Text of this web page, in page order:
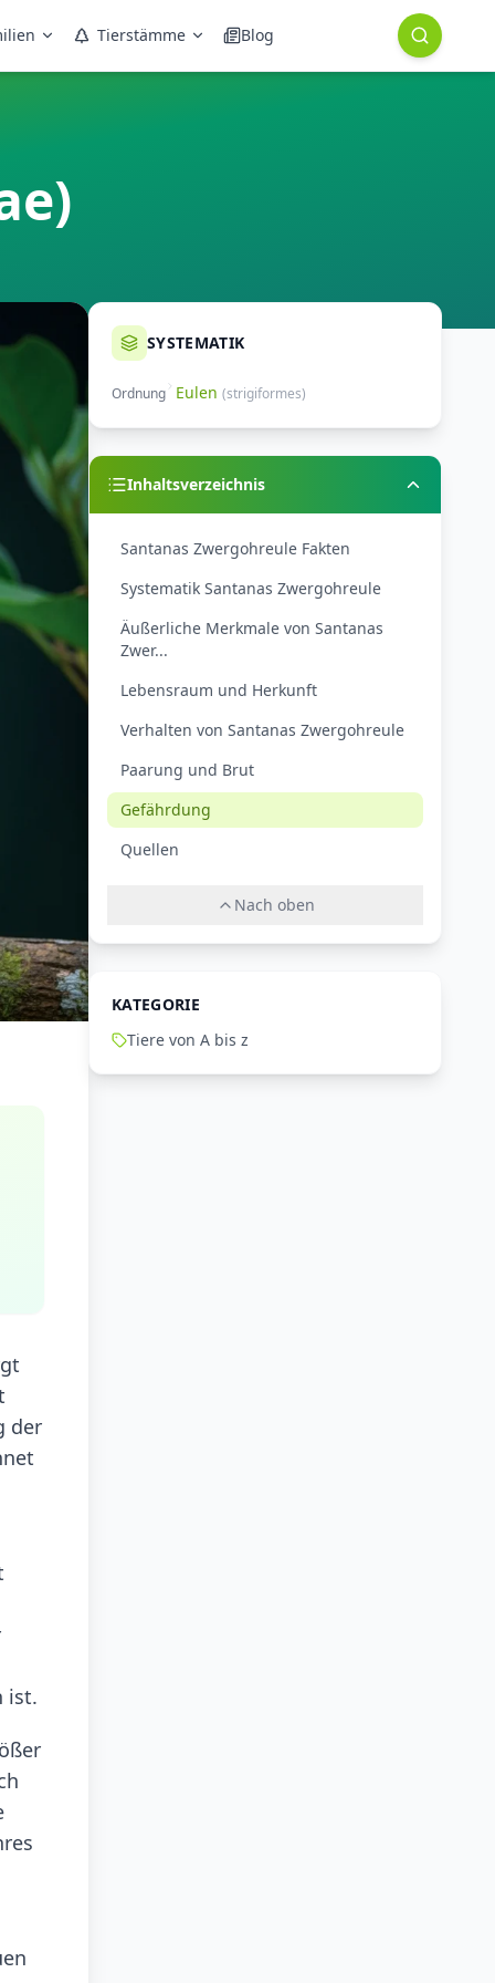
Tierstämme Blog
der
ist.
SYSTEMATIK
Ordnung Eulen (strigiformes)
Inhaltsverzeichnis
Santanas Zwergohreule Fakten
Systematik Santanas Zwergohreule
Äußerliche Merkmale von Santanas
Zwer...
Lebensraum und Herkunft
Verhalten von Santanas Zwergohreule
Paarung und Brut
Gefährdung
Quellen
Nach oben
KATEGORIE
Tiere von A bis z